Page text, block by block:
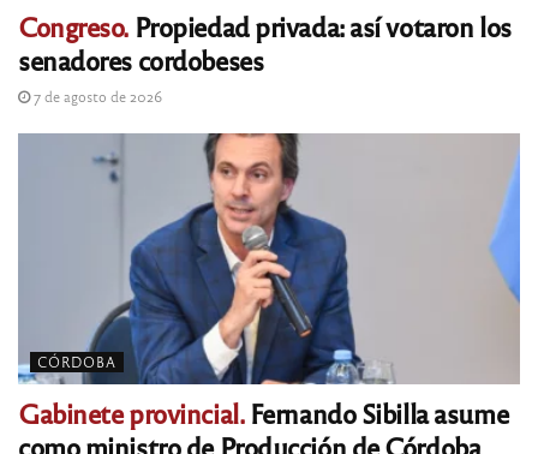
Congreso. Propiedad privada: así votaron los
senadores cordobeses
7 de agosto de 2026
CÓRDOBA
Gabinete provincial.Fernando Sibilla asume
como ministro de Producción de Córdoba